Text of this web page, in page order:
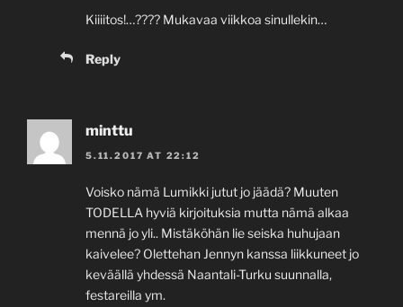
Kiiiitos!…???? Mukavaa viikkoa sinullekin…
Reply
minttu
5.11.2017 AT 22:12
Voisko nämä Lumikki jutut jo jäädä? Muuten
TODELLA hyviä kirjoituksia mutta nämä alkaa
mennä jo yli.. Mistäköhän lie seiska huhujaan
kaivelee? Olettehan Jennyn kanssa liikkuneet jo
keväällä yhdessä Naantali-Turku suunnalla,
festareilla ym.